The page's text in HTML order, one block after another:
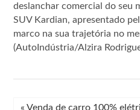
deslanchar comercial do seu
SUV Kardian, apresentado
marco na sua trajetória no
(AutoIndústria/Alzira
« Venda de carro 100%